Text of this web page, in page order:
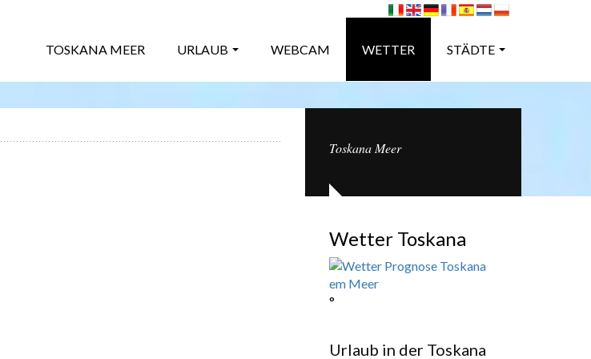
TOSKANA MEER URLAUB WEBCAM WETTER STÄDTE
Toskana Meer
Wetter Toskana
°
Urlaub in der Toskana